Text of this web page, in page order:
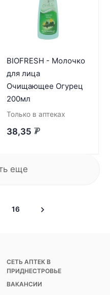
BIOFRESH - Молочко
для лица
Очищающее Огурец
200мл
Только в аптеках
38,35 ₽
еще
16
СЕТЬ АПТЕК В
ПРИДНЕСТРОВЬЕ
ВАКАНСИИ